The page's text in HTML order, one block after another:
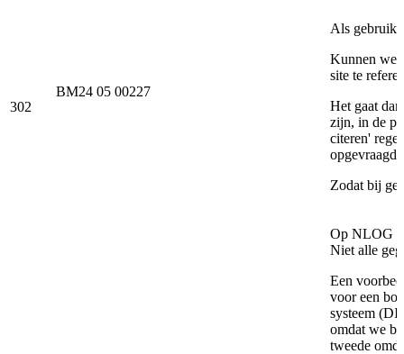
302
BM24 05 00227
Als
Kunnen we
site te
Het gaat
zijn, in de
citeren'
opgevraagd.
Zodat bij
Op NLOG
Niet alle
Een
voor een
systeem
omdat we
tweede